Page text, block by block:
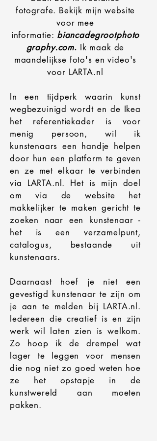
fotografe. Bekijk mijn website
voor mee
informatie: biancadegrootphoto
graphy.com. Ik maak de
maandelijkse foto's en video's
voor LARTA.nl
In een tijdperk waarin kunst
wegbezuinigd wordt en de Ikea
het referentiekader is voor
menig persoon, wil ik
kunstenaars een handje helpen
door hun een platform te geven
en ze met elkaar te verbinden
via LARTA.nl. Het is mijn doel
om via de website het
makkelijker te maken gericht te
zoeken naar een kunstenaar -
het is een verzamelpunt,
catalogus, bestaande uit
kunstenaars.
Daarnaast hoef je niet een
gevestigd kunstenaar te zijn om
je aan te melden bij LARTA.nl.
Iedereen die creatief is en zijn
werk wil laten zien is welkom.
Zo hoop ik de drempel wat
lager te leggen voor mensen
die nog niet zo goed weten hoe
ze het opstapje in de
kunstwereld aan moeten
pakken.